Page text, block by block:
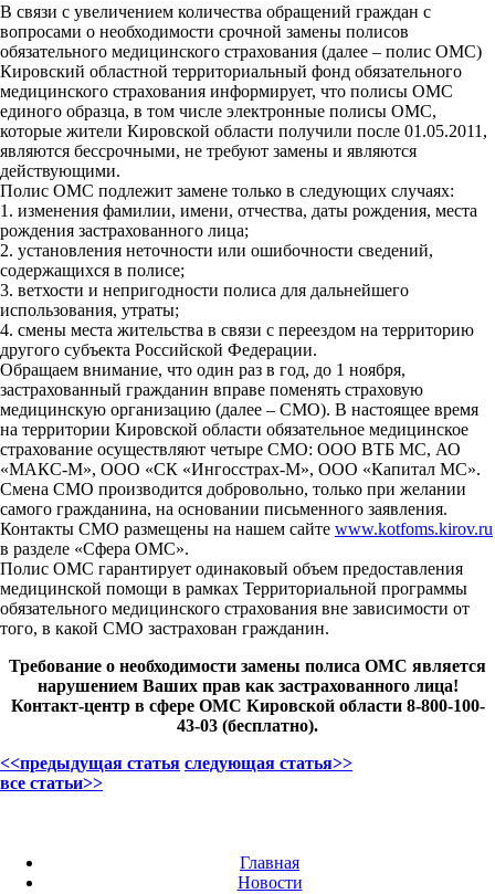
В связи с увеличением количества обращений граждан с
вопросами о необходимости срочной замены полисов
обязательного медицинского страхования (далее – полис ОМС)
Кировский областной территориальный фонд обязательного
медицинского страхования информирует, что полисы ОМС
единого образца, в том числе электронные полисы ОМС,
которые жители Кировской области получили после 01.05.2011,
являются бессрочными, не требуют замены и являются
действующими.
Полис ОМС подлежит замене только в следующих случаях:
1. изменения фамилии, имени, отчества, даты рождения, места
рождения застрахованного лица;
2. установления неточности или ошибочности сведений,
содержащихся в полисе;
3. ветхости и непригодности полиса для дальнейшего
использования, утраты;
4. смены места жительства в связи с переездом на территорию
другого субъекта Российской Федерации.
Обращаем внимание, что один раз в год, до 1 ноября,
застрахованный гражданин вправе поменять страховую
медицинскую организацию (далее – СМО). В настоящее время
на территории Кировской области обязательное медицинское
страхование осуществляют четыре СМО: ООО ВТБ МС, АО
«МАКС-М», ООО «СК «Ингосстрах-М», ООО «Капитал МС».
Смена СМО производится добровольно, только при желании
самого гражданина, на основании письменного заявления.
Контакты СМО размещены на нашем сайте www.kotfoms.kirov.ru
в разделе «Сфера ОМС».
Полис ОМС гарантирует одинаковый объем предоставления
медицинской помощи в рамках Территориальной программы
обязательного медицинского страхования вне зависимости от
того, в какой СМО застрахован гражданин.
Требование о необходимости замены полиса ОМС является
нарушением Ваших прав как застрахованного лица!
Контакт-центр в сфере ОМС Кировской области 8-800-100-
43-03 (бесплатно).
<<предыдущая статья следующая статья>>
все статьи>>
Главная
Новости